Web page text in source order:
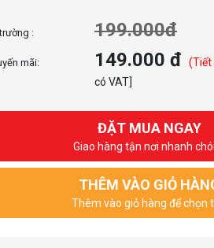
: 199.000đ
mãi: 149.000 đ (Tiết
có VAT]
ĐẶT MUA NGAY
Giao hàng tận nơi nhanh
THÊM VÀO GIỎ
Thêm vào giỏ hàng để chọn